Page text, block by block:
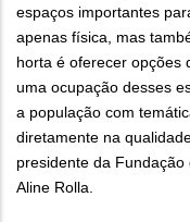
espaços importantes
apenas física, mas
horta é oferecer opções
uma ocupação desses
a população com
diretamente na
presidente da
Aline Rolla.